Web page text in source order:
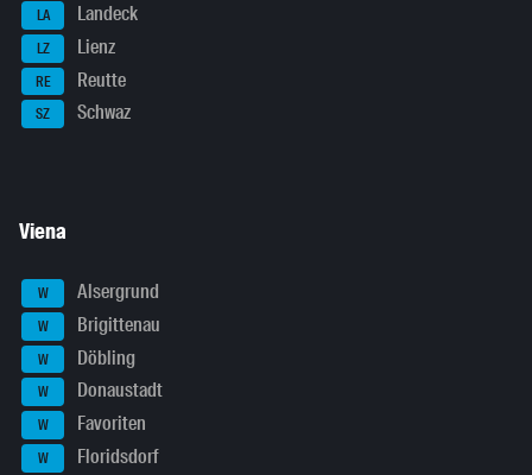
LA Landeck
LZ Lienz
RE Reutte
SZ Schwaz
Viena
W Alsergrund
W Brigittenau
W Döbling
W Donaustadt
W Favoriten
W Floridsdorf